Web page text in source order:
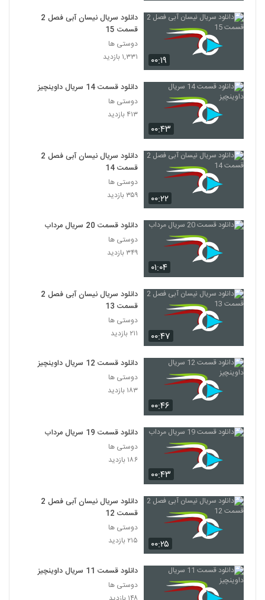
۰۰:۱۹
دانلود سریال نیسان آبی فصل 2
قسمت 15
دوستی ها
۱,۳۳۱ بازدید
۰۰:۴۳
دانلود قسمت 14 سریال داوینچیز
دوستی ها
۴۱۳ بازدید
۰۰:۲۲
دانلود سریال نیسان آبی فصل 2
قسمت 14
دوستی ها
۳۵۹ بازدید
۰۱:۰۴
دانلود قسمت 20 سریال مرداب
دوستی ها
۳۴۹ بازدید
۰۰:۴۷
دانلود سریال نیسان آبی فصل 2
قسمت 13
دوستی ها
۲۱۱ بازدید
۰۰:۴۶
دانلود قسمت 12 سریال داوینچیز
دوستی ها
۱۸۳ بازدید
۰۰:۴۳
دانلود قسمت 19 سریال مرداب
دوستی ها
۱۸۶ بازدید
۰۰:۲۵
دانلود سریال نیسان آبی فصل 2
قسمت 12
دوستی ها
۲۱۵ بازدید
دانلود قسمت 11 سریال داوینچیز
دوستی ها